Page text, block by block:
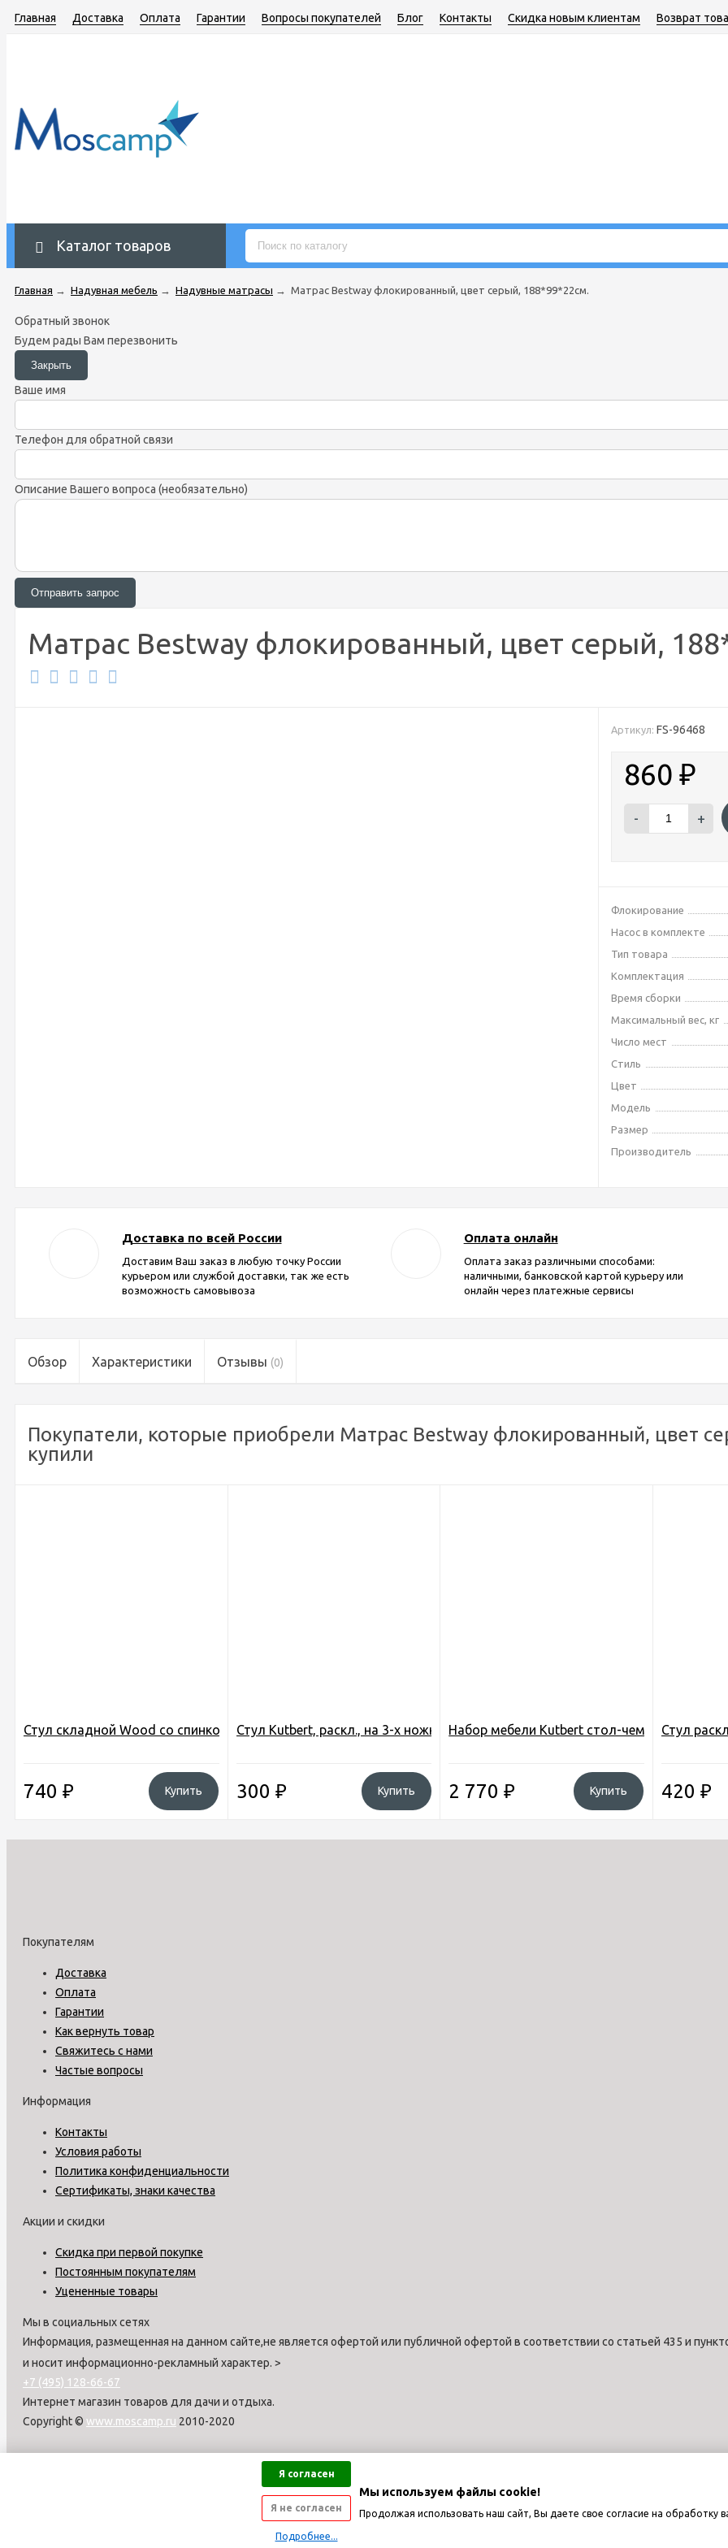
Я согласен
Я не согласен
Подробнее...
Мы используем файлы cookie!
Продолжая использовать наш сайт, Вы даете свое согласие на обработку
Главная Доставка Оплата Гарантии Вопросы покупателей Блог Контакты Скидка новым клиентам Возврат
Каталог товаров
Главная → Надувная мебель → Надувные матрасы → Матрас Bestway флокированный, цвет серый, 188*99*22см.
Обратный звонок
Будем рады Вам перезвонить
Ваше имя
Телефон для обратной связи
Описание Вашего вопроса (необязательно)
Матрас Bestway флокированный, цвет серый,
Артикул: FS-96468
860₽
- +
Флокирование
Насос в комплекте
Тип товара
Комплектация
Время сборки
Максимальный вес, кг
Число мест
Стиль
Цвет
Модель
Размер
Производитель
Доставка по всей России
Доставим Ваш заказ в любую точку России
курьером или службой доставки, так же есть
возможность самовывоза
Оплата онлайн
Оплата заказ различными способами:
наличными, банковской картой курьеру или
онлайн через платежные сервисы
Обзор Характеристики Отзывы (0)
Покупатели, которые приобрели Матрас Bestway флокированный, цвет
купили
Стул складной Wood со спинкой, 75*25 см., сиденье круглое, ламинат МДФ с рисунком, алюм.
740 ₽ Купить
Стул Kutbert, раскл., на 3-х ножках, алюмин. 19мм, 600D Polyester, 30*30*45см.,
300 ₽ Купить
Набор мебели Kutbert стол-чемодан алюм.,
2 770₽ Купить
Стул
420 ₽
Покупателям
Доставка
Оплата
Гарантии
Как вернуть товар
Свяжитесь с нами
Частые вопросы
Информация
Контакты
Условия работы
Политика конфиденциальности
Сертификаты, знаки качества
Акции и скидки
Скидка при первой покупке
Постоянным покупателям
Уцененные товары
Мы в социальных сетях
Информация, размещенная на данном сайте,не является офертой или публичной офертой в соответствии со статьей 435 и
и носит информационно-рекламный характер. >
+7 (495) 128-66-67
Интернет магазин товаров для дачи и отдыха.
Copyright © www.moscamp.ru 2010-2020